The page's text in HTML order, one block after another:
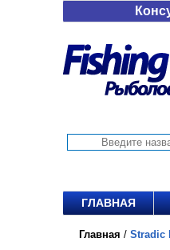
ГЛАВНАЯ
Главная / Stradic